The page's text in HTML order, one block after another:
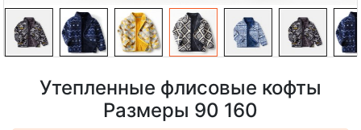
Утепленные флисовые кофты
Размеры 90 160